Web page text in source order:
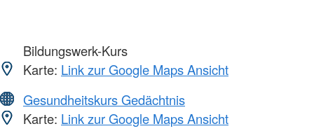
Bildungswerk-Kurs
Karte: Link zur Google Maps Ansicht
Gesundheitskurs Gedächtnis
Karte: Link zur Google Maps Ansicht